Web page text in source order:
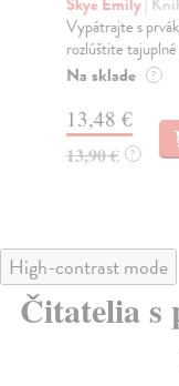
Skye Emily|
Vypátrajte s
rozlúštite
Na sklade ?
13,48 €
13,90 € ?
High-contrast mode
Čitatelia s